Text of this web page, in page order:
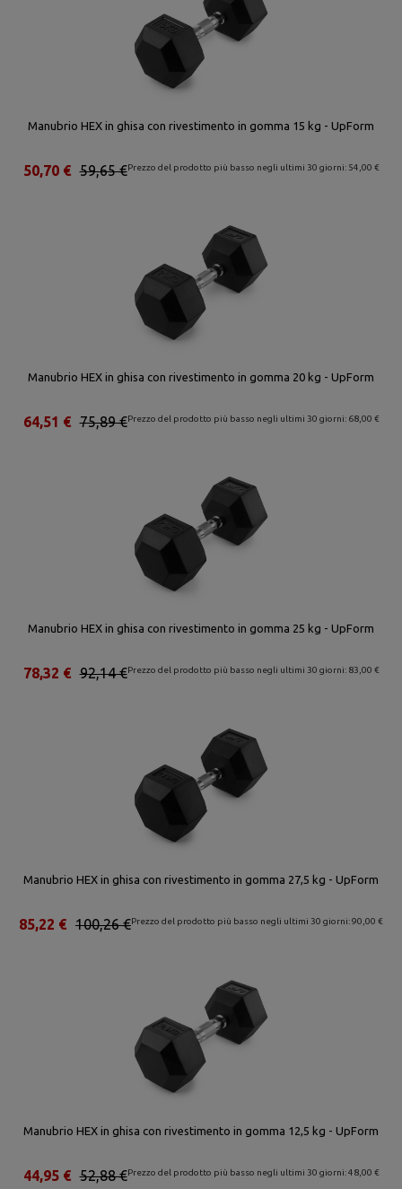
Manubrio HEX in ghisa con rivestimento in gomma 15 kg - UpForm
Prezzo del prodotto più basso negli ultimi 30 giorni: 54,00 €
59,65 €
50,70 €
Manubrio HEX in ghisa con rivestimento in gomma 20 kg - UpForm
Prezzo del prodotto più basso negli ultimi 30 giorni: 68,00 €
75,89 €
64,51 €
Manubrio HEX in ghisa con rivestimento in gomma 25 kg - UpForm
Prezzo del prodotto più basso negli ultimi 30 giorni: 83,00 €
92,14 €
78,32 €
Manubrio HEX in ghisa con rivestimento in gomma 27,5 kg - UpForm
Prezzo del prodotto più basso negli ultimi 30 giorni: 90,00 €
100,26 €
85,22 €
Manubrio HEX in ghisa con rivestimento in gomma 12,5 kg - UpForm
Prezzo del prodotto più basso negli ultimi 30 giorni: 48,00 €
52,88 €
44,95 €